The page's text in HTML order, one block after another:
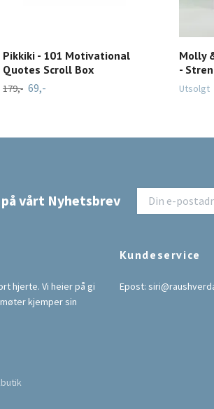
Pikkiki - 101 Motivational
Quotes Scroll Box
179,- 69,-
Molly
-
Utsolgt
vårt Nyhetsbrev
hjerte. Vi heier på gi
kjemper sin
Kundeservice
Epost: